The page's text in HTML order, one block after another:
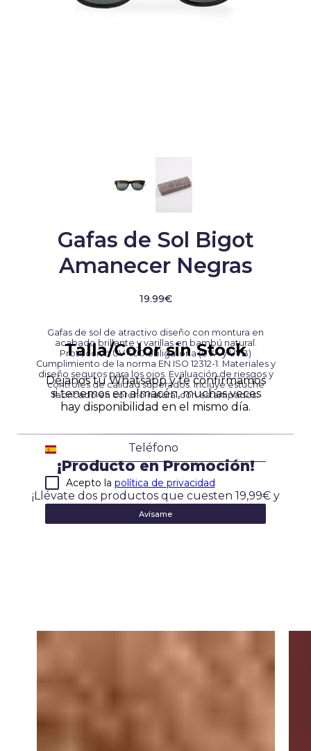
Gafas de Sol Bigot
Amanecer Negras
19.99€
Talla/Color sin Stock
Déjanos tu Whatsapp y te confirmamos
si tenemos en almacén, muchas veces
hay disponibilidad en el mismo día.
Spain
+34
Acepto la política de privacidad
Avísame
Gafas de sol de atractivo diseño con montura en
acabado brillante y varillas en bambú natural.
Protección UV 400 obligatoria (UVA y UVB)
Cumplimiento de la norma EN ISO 12312-1. Materiales y
diseño seguros para los ojos. Evaluación de riesgos y
controles de calidad superados. Incluye estuche
fabricado en corcho natural con estampados.
¡Producto en Promoción!
¡Llévate dos productos que cuesten 19,99€ y
ahórrate 10€!